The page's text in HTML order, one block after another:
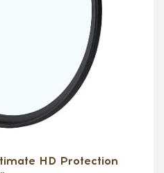
HD Protection